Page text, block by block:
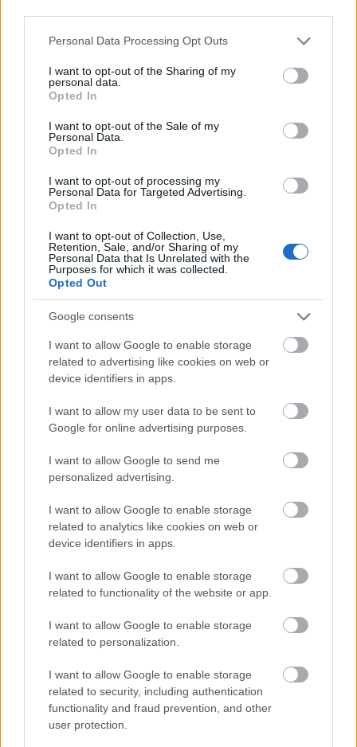
Please note that this website/app uses one or more Google
not limited to your visit or usage behaviour. You may click to
grant or deny consent to Google and its third-party tags to
use your data for below specified purposes in below Google
consent section.
Personal Data Processing Opt Outs
I want to opt-out of the Sharing of my
personal data.
Opted In
I want to opt-out of the Sale of my
Personal Data.
Opted In
I want to opt-out of processing my
Personal Data for Targeted Advertising.
Opted In
I want to opt-out of Collection, Use,
Retention, Sale, and/or Sharing of my
Personal Data that Is Unrelated with the
Purposes for which it was collected.
Opted Out
Google consents
I want to allow Google to enable storage
related to advertising like cookies on web or
device identifiers in apps.
I want to allow my user data to be sent to
Google for online advertising purposes.
I want to allow Google to send me
personalized advertising.
I want to allow Google to enable storage
related to analytics like cookies on web or
device identifiers in apps.
I want to allow Google to enable storage
related to functionality of the website or app.
I want to allow Google to enable storage
related to personalization.
I want to allow Google to enable storage
related to security, including authentication
functionality and fraud prevention, and other
user protection.